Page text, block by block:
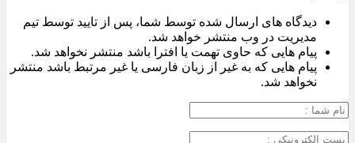
دیدگاه های ارسال شده توسط شما، پس از تایید توسط تیم
مدیریت در وب منتشر خواهد شد.
پیام هایی که حاوی تهمت یا افترا باشد منتشر نخواهد شد.
پیام هایی که به غیر از زبان فارسی یا غیر مرتبط باشد منتشر
نخواهد شد.